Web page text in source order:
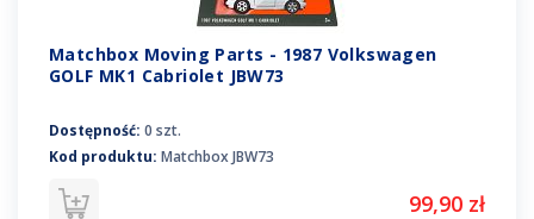
Matchbox Moving Parts - 1987 Volkswagen
GOLF MK1 Cabriolet JBW73
Dostępność: 0 szt.
Kod produktu: Matchbox JBW73
99,90 zł